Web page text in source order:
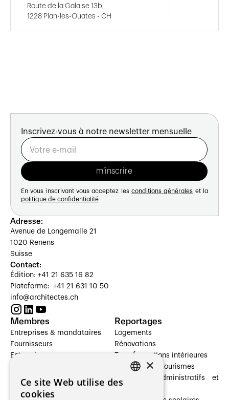
Route de la Galaise 13b,
1228 Plan-les-Ouates - CH
Inscrivez-vous à notre newsletter mensuelle
En vous inscrivant vous acceptez les conditions générales et la
politique de confidentialité
Adresse:
Avenue de Longemalle 21
1020 Renens
Suisse
Contact:
Édition: +41 21 635 16 82
Plateforme: +41 21 631 10 50
info@architectes.ch
Membres
Entreprises & mandataires
Fournisseurs
Entreprises
Architectes paysagistes
Architectes d'intérieur
Reportages
Logements
Rénovations
Transformations intérieures
Hôtelleries et tourismes
Bâtiments administratifs et
×
Ce site Web utilise des
cookies